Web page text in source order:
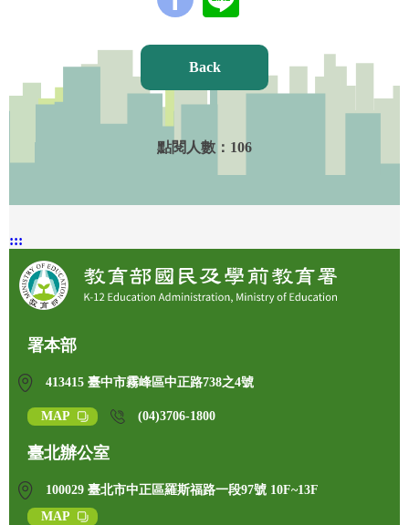
Back
點閱人數： 106
:::
署本部
413415 臺中市霧峰區中正路738之4號
MAP (04)3706-1800
臺北辦公室
100029 臺北市中正區羅斯福路一段97號 10F~13F
MAP